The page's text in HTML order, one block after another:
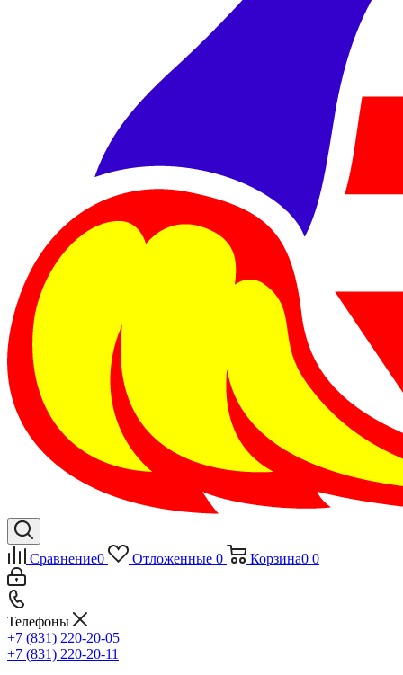
Сравнение0 Отложенные 0 Корзина0 0
Телефоны
+7 (831) 220-20-05
+7 (831) 220-20-11